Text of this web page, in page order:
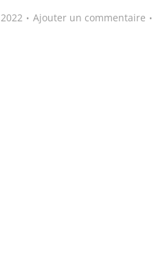
Ajouter un commentaire